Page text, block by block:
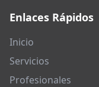
Enlaces Rápidos
Inicio
Servicios
Profesionales